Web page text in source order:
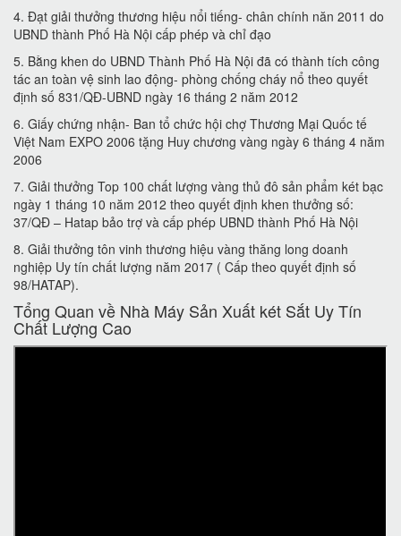
4. Đạt giải thưởng thương hiệu nổi tiếng- chân chính năn 2011 do
UBND thành Phố Hà Nội cấp phép và chỉ đạo
5. Bằng khen do UBND Thành Phố Hà Nội đã có thành tích công
tác an toàn vệ sinh lao động- phòng chống cháy nổ theo quyết
định số 831/QĐ-UBND ngày 16 tháng 2 năm 2012
6. Giấy chứng nhận- Ban tổ chức hội chợ Thương Mại Quốc tế
Việt Nam EXPO 2006 tặng Huy chương vàng ngày 6 tháng 4 năm
2006
7. Giải thưởng Top 100 chất lượng vàng thủ đô sản phẩm két bạc
ngày 1 tháng 10 năm 2012 theo quyết định khen thưởng số:
37/QĐ – Hatap bảo trợ và cấp phép UBND thành Phố Hà Nội
8. Giải thưởng tôn vinh thương hiệu vàng thăng long doanh
nghiệp Uy tín chất lượng năm 2017 ( Cấp theo quyết định số
98/HATAP).
Tổng Quan về Nhà Máy Sản Xuất két Sắt Uy Tín
Chất Lượng Cao